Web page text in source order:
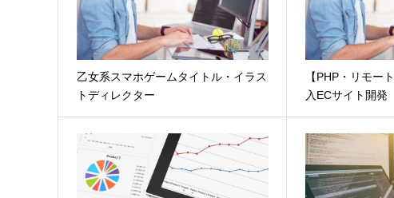
乙女系スマホゲームタイトル・イラス
トディレクター
【PHP・リモー
入ECサイト開発